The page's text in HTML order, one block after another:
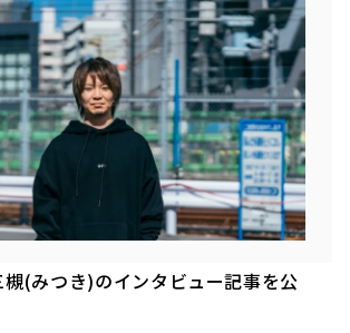
(みつき)のインタビュー記事を公